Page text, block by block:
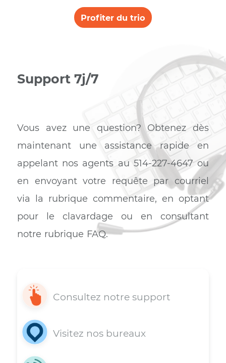
Internet – Tél – TV
Profitez d’une connexion internet illimité haute
Profiter du trio